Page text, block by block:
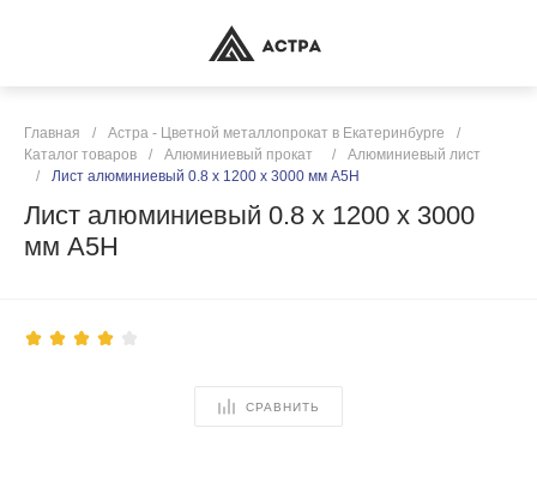
Главная / Астра - Цветной металлопрокат в Екатеринбурге
/
Каталог товаров
/ Алюминиевый прокат /
Алюминиевый лист
/
Лист алюминиевый 0.8 х 1200 х 3000 мм А5Н
Лист алюминиевый 0.8 х 1200 х 3000
мм А5Н
СРАВНИТЬ